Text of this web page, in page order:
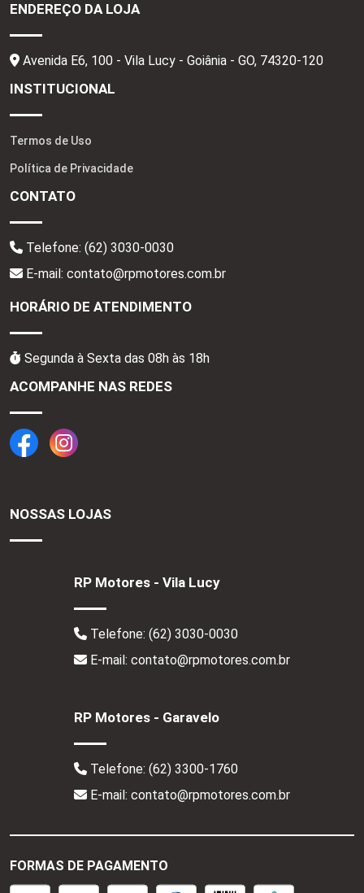
ENDEREÇO DA LOJA
Avenida E6, 100 - Vila Lucy - Goiânia - GO, 74320-120
INSTITUCIONAL
Termos de Uso
Política de Privacidade
CONTATO
Telefone: (62) 3030-0030
E-mail: contato@rpmotores.com.br
HORÁRIO DE ATENDIMENTO
Segunda à Sexta das 08h às 18h
ACOMPANHE NAS REDES
NOSSAS LOJAS
RP Motores - Vila Lucy
Telefone: (62) 3030-0030
E-mail: contato@rpmotores.com.br
RP Motores - Garavelo
Telefone: (62) 3300-1760
E-mail: contato@rpmotores.com.br
FORMAS DE PAGAMENTO